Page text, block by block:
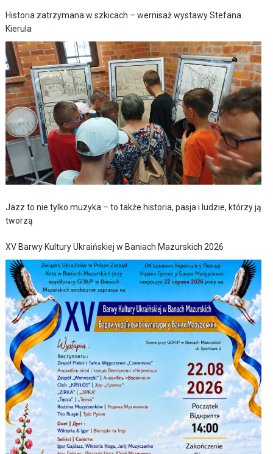
Historia zatrzymana w szkicach – wernisaż wystawy Stefana
Kierula
Jazz to nie tylko muzyka – to także historia, pasja i ludzie, którzy ją
tworzą
XV Barwy Kultury Ukraińskiej w Baniach Mazurskich 2026